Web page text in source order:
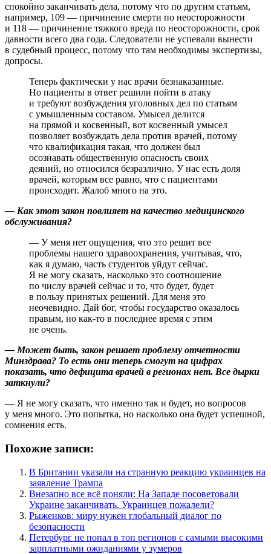
спокойно заканчивать дела, потому что по другим статьям,
например, 109 — причинение смерти по неосторожности
и 118 — причинение тяжкого вреда по неосторожности, срок
давности всего два года. Следователи не успевали вынести
в судебный процесс, потому что там необходимы экспертизы,
допросы.
Теперь фактически у нас врачи безнаказанные.
Но пациенты в ответ решили пойти в атаку
и требуют возбуждения уголовных дел по статьям
с умышленным составом. Умысел делится
на прямой и косвенный, вот косвенный умысел
позволяет возбуждать дела против врачей, потому
что квалификация такая, что должен был
осознавать общественную опасность своих
деяний, но относился безразлично. У нас есть доля
врачей, которым все равно, что с пациентами
происходит. Жалоб много на это.
— Как этот закон повлияет на качество медицинского
обслуживания?
— У меня нет ощущения, что это решит все
проблемы нашего здравоохранения, учитывая, что,
как я думаю, часть студентов уйдут сейчас.
Я не могу сказать, насколько это соотношение
по числу врачей сейчас и то, что будет, будет
в пользу принятых решений. Для меня это
неочевидно. Дай бог, чтобы государство оказалось
правым, но как-то в последнее время с этим
не очень.
— Может быть, закон решает проблему отчетности
Минздрава? То есть они теперь смогут на цифрах
показать, что дефицита врачей в регионах нет. Все дырки
заткнули?
— Я не могу сказать, что именно так и будет, но вопросов
у меня много. Это попытка, но насколько она будет успешной,
сомнения есть.
Похожие записи:
В Британии указали на странную реакцию украинцев на
заявление Трампа
Внезапно все всё поняли: На Западе посоветовали
Украине заканчивать. Украинцев пожалели?
Рыженков: миру нужен глобальный диалог по
безопасности
Петербург не попал в топ регионов с самыми высокими
зарплатными ожиданиями у зумеров